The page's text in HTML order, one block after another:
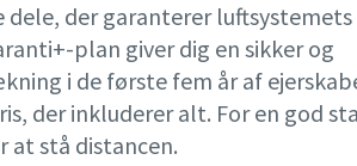
dele, der garanterer
plan giver dig en sikker og
i de første fem år af
der inkluderer alt. For en god
at stå distancen.